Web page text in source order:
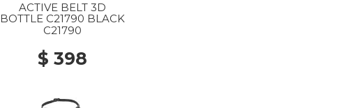
ACTIVE BELT 3D
BOTTLE C21790 BLACK
C21790
$ 398